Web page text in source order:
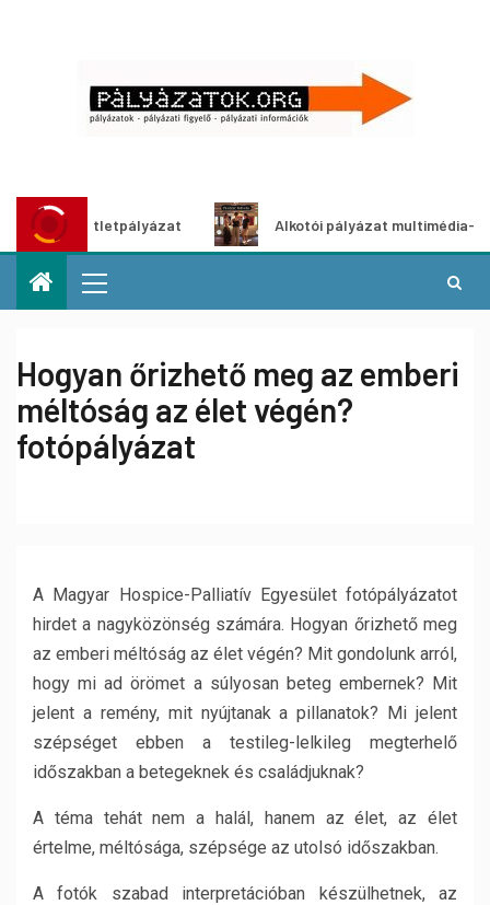
ötletpályázat Alkotói pályázat multimédia-
Hogyan őrizhető meg az emberi
méltóság az élet végén?
fotópályázat
A Magyar Hospice-Palliatív Egyesület fotópályázatot
hirdet a nagyközönség számára. Hogyan őrizhető meg
az emberi méltóság az élet végén? Mit gondolunk arról,
hogy mi ad örömet a súlyosan beteg embernek? Mit
jelent a remény, mit nyújtanak a pillanatok? Mi jelent
szépséget ebben a testileg-lelkileg megterhelő
időszakban a betegeknek és családjuknak?
A téma tehát nem a halál, hanem az élet, az élet
értelme, méltósága, szépsége az utolsó időszakban.
A fotók szabad interpretációban készülhetnek, az